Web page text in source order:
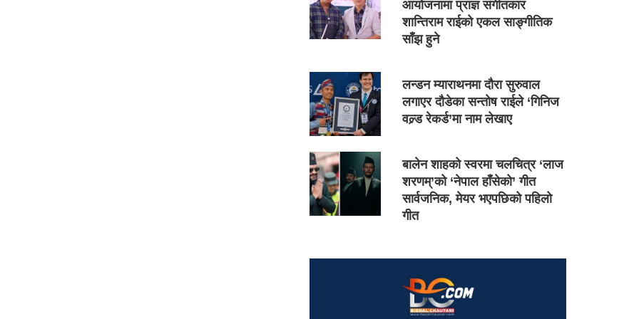
आयोजनामा प्राज्ञ संगीतकार
शान्तिराम राईको एकल साङ्गीतिक
साँझ हुने
लन्डन म्याराथनमा दौरा सुरुवाल
लगाएर दौडेका सन्तोष राईले ‘गिनिज
वल्र्ड रेकर्ड’मा नाम लेखाए
बालेन शाहको स्वरमा चलचित्र ‘लाज
शरणम्’को ‘नेपाल हाँसेको’ गीत
सार्वजनिक, मेयर भएपछिको पहिलो
गीत